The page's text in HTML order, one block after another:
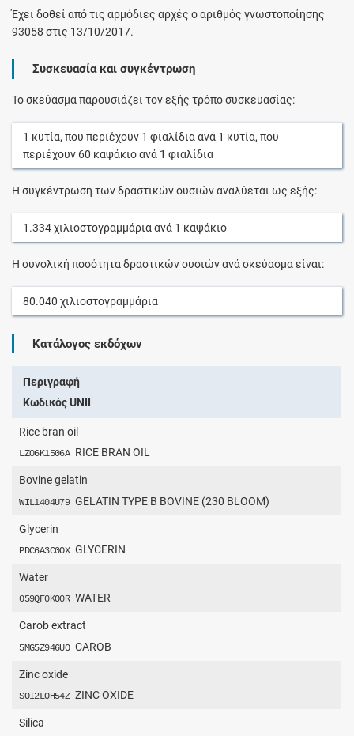
Έχει δοθεί από τις αρμόδιες αρχές ο αριθμός γνωστοποίησης
93058 στις 13/10/2017.
Συσκευασία και συγκέντρωση
Το σκεύασμα παρουσιάζει τον εξής τρόπο συσκευασίας:
1 κυτία, που περιέχουν 1 φιαλίδιαανά 1 κυτία, που
περιέχουν 60 καψάκιοανά 1 φιαλίδια
Η συγκέντρωση των δραστικών ουσιών αναλύεται ως εξής:
1.334χιλιοστογραμμάριαανά 1 καψάκιο
Η συνολική ποσότητα δραστικών ουσιών ανά σκεύασμα είναι:
80.040 χιλιοστογραμμάρια
Κατάλογος εκδόχων
Περιγραφή
Κωδικός UNII
Rice bran oil
LZO6K1506A RICE BRAN OIL
Bovine gelatin
WIL1404U79 GELATIN TYPE B BOVINE (230 BLOOM)
Glycerin
PDC6A3C0OX GLYCERIN
Water
059QF0KO0R WATER
Carob extract
5MG5Z946UO CAROB
Zinc oxide
SOI2LOH54Z ZINC OXIDE
Silica